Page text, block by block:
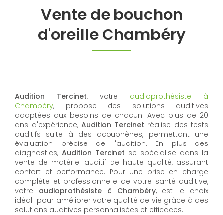
Vente de bouchon
d'oreille Chambéry
Audition Tercinet, votre audioprothésiste à
Chambéry, propose des solutions auditives
adaptées aux besoins de chacun. Avec plus de 20
ans d'expérience, Audition Tercinet réalise des tests
auditifs suite à des acouphènes, permettant une
évaluation précise de l'audition. En plus des
diagnostics, Audition Tercinet se spécialise dans la
vente de matériel auditif de haute qualité, assurant
confort et performance. Pour une prise en charge
complète et professionnelle de votre santé auditive,
votre audioprothésiste à Chambéry, est le choix
idéal pour améliorer votre qualité de vie grâce à des
solutions auditives personnalisées et efficaces.